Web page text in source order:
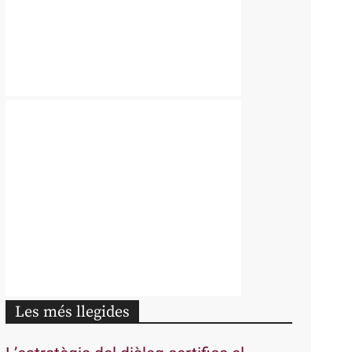
Les més llegides